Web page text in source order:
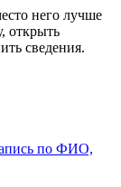
него лучше
открыть
сведения.
по ФИО,